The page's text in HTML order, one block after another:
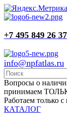
+7 495 849 26 37
info@npfatlas.ru
Вопросы о
принимаем
Работаем только
КАТАЛОГ